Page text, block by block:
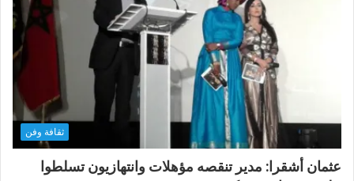
ثقافة وفن
عثمان أشقرا: مدير تنقصه مؤهلات وانتهازيون تسلطوا